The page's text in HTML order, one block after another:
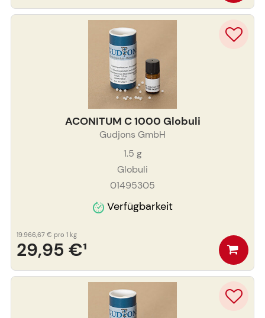
ACONITUM C 1000 Globuli
Gudjons GmbH
1.5 g
Globuli
01495305
Verfügbarkeit
29,95 €¹
19.966,67 € pro 1 kg